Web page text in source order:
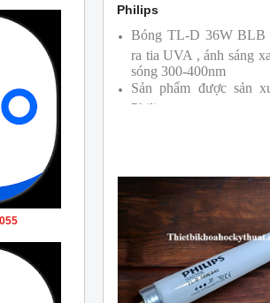
Philips
Bóng TL-D 36W BLB
ra tia UVA , ánh sáng
sóng 300-400nm
Sản phẩm được sản
Philips